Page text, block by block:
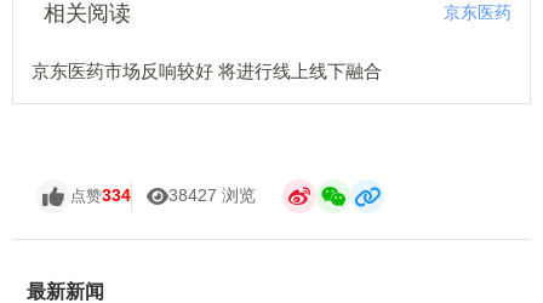
相关阅读 京东医药
京东医药市场反响较好 将进行线上线下融合
点赞334 38427 浏览
最新新闻